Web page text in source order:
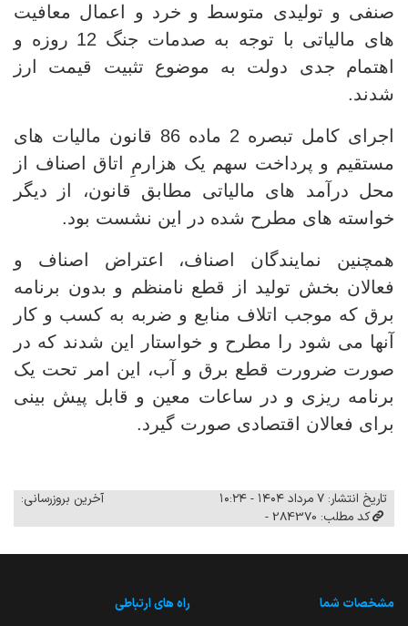
صنفی و تولیدی متوسط و خرد و اعمال معافیت
های مالیاتی با توجه به صدمات جنگ 12 روزه و
اهتمام جدی دولت به موضوع تثبیت قیمت ارز
شدند.
اجرای کامل تبصره 2 ماده 86 قانون مالیات های
مستقیم و پرداخت سهم یک هزارمِ اتاق اصناف از
محل درآمد های مالیاتی مطابق قانون، از دیگر
خواسته های مطرح شده در این نشست بود.
همچنین نمایندگان اصناف، اعتراض اصناف و
فعالان بخش تولید از قطع نامنظم و بدون برنامه
برق که موجب اتلاف منابع و ضربه به کسب و کار
آنها می شود را مطرح و خواستار این شدند که در
صورت ضرورت قطع برق و آب، این امر تحت یک
برنامه ریزی و در ساعات معین و قابل پیش بینی
برای فعالان اقتصادی صورت گیرد.
تاریخ انتشار: ۷ مرداد ۱۴۰۴ - ۱۰:۲۴
آخرین بروزرسانی:
کد مطلب: 284370 -
مشخصات شما راه های ارتباطی